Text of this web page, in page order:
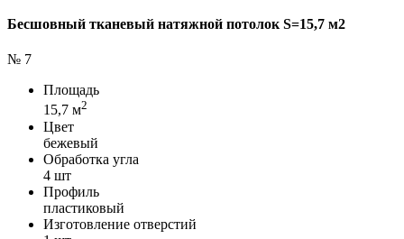
Бесшовный тканевый натяжной потолок S=15,7 м2
№ 7
Площадь
15,7 м2
Цвет
бежевый
Обработка угла
4 шт
Профиль
пластиковый
Изготовление отверстий